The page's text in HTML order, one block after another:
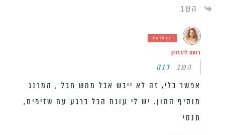
השב
Author
רותם ליברזון
השבדנה
אפשר בלי, זה לא ייבש אבל ממש חבל , המרנג
מוסיף המון. יש לי עוגת הכל ברגע עם שזיפים,
תנסי